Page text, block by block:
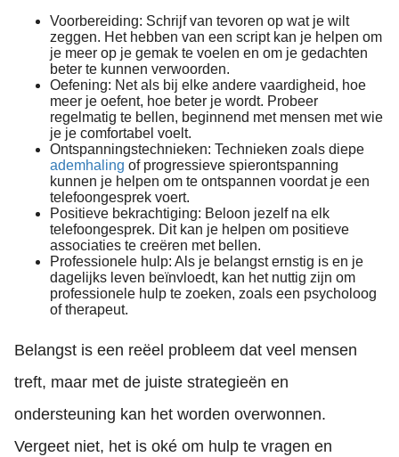
Voorbereiding: Schrijf van tevoren op wat je wilt
zeggen. Het hebben van een script kan je helpen om
je meer op je gemak te voelen en om je gedachten
beter te kunnen verwoorden.
Oefening: Net als bij elke andere vaardigheid, hoe
meer je oefent, hoe beter je wordt. Probeer
regelmatig te bellen, beginnend met mensen met wie
je je comfortabel voelt.
Ontspanningstechnieken: Technieken zoals diepe
ademhaling of progressieve spierontspanning
kunnen je helpen om te ontspannen voordat je een
telefoongesprek voert.
Positieve bekrachtiging: Beloon jezelf na elk
telefoongesprek. Dit kan je helpen om positieve
associaties te creëren met bellen.
Professionele hulp: Als je belangst ernstig is en je
dagelijks leven beïnvloedt, kan het nuttig zijn om
professionele hulp te zoeken, zoals een psycholoog
of therapeut.
Belangst is een reëel probleem dat veel mensen
treft, maar met de juiste strategieën en
ondersteuning kan het worden overwonnen.
Vergeet niet, het is oké om hulp te vragen en